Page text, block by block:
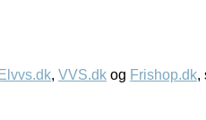
Elvvs.dk, VVS.dk og Frishop.dk,